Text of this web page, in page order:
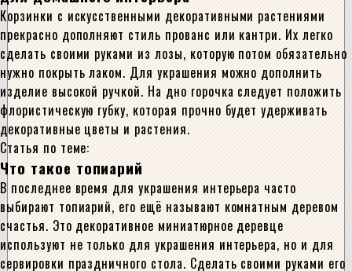
Корзинки с искусственными декоративными растениями
прекрасно дополняют стиль прованс или кантри. Их легко
сделать своими руками из лозы, которую потом обязательно
нужно покрыть лаком. Для украшения можно дополнить
изделие высокой ручкой. На дно горочка следует положить
флористическую губку, которая прочно будет удерживать
декоративные цветы и растения.
Статья по теме:
Что такое топиарий
В последнее время для украшения интерьера часто
выбирают топиарий, его ещё называют комнатным деревом
счастья. Это декоративное миниатюрное деревце
используют не только для украшения интерьера, но и для
сервировки праздничного стола. Сделать своими руками его